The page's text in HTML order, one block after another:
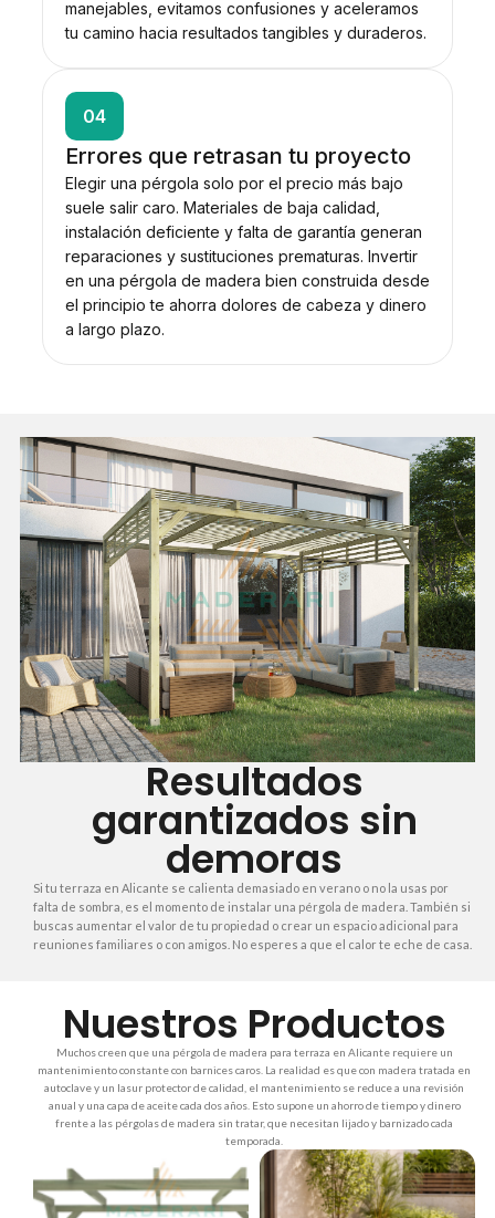
manejables, evitamos confusiones y aceleramos
tu camino hacia resultados tangibles y duraderos.
04
Errores que retrasan tu proyecto
Elegir una pérgola solo por el precio más bajo
suele salir caro. Materiales de baja calidad,
instalación deficiente y falta de garantía generan
reparaciones y sustituciones prematuras. Invertir
en una pérgola de madera bien construida desde
el principio te ahorra dolores de cabeza y dinero
a largo plazo.
Resultados
garantizados sin
demoras
Si tu terraza en Alicante se calienta demasiado en verano o no la usas por
falta de sombra, es el momento de instalar una pérgola de madera. También si
buscas aumentar el valor de tu propiedad o crear un espacio adicional para
reuniones familiares o con amigos. No esperes a que el calor te eche de casa.
Nuestros Productos
Muchos creen que una pérgola de madera para terraza en Alicante requiere un
mantenimiento constante con barnices caros. La realidad es que con madera tratada en
autoclave y un lasur protector de calidad, el mantenimiento se reduce a una revisión
anual y una capa de aceite cada dos años. Esto supone un ahorro de tiempo y dinero
frente a las pérgolas de madera sin tratar, que necesitan lijado y barnizado cada
temporada.